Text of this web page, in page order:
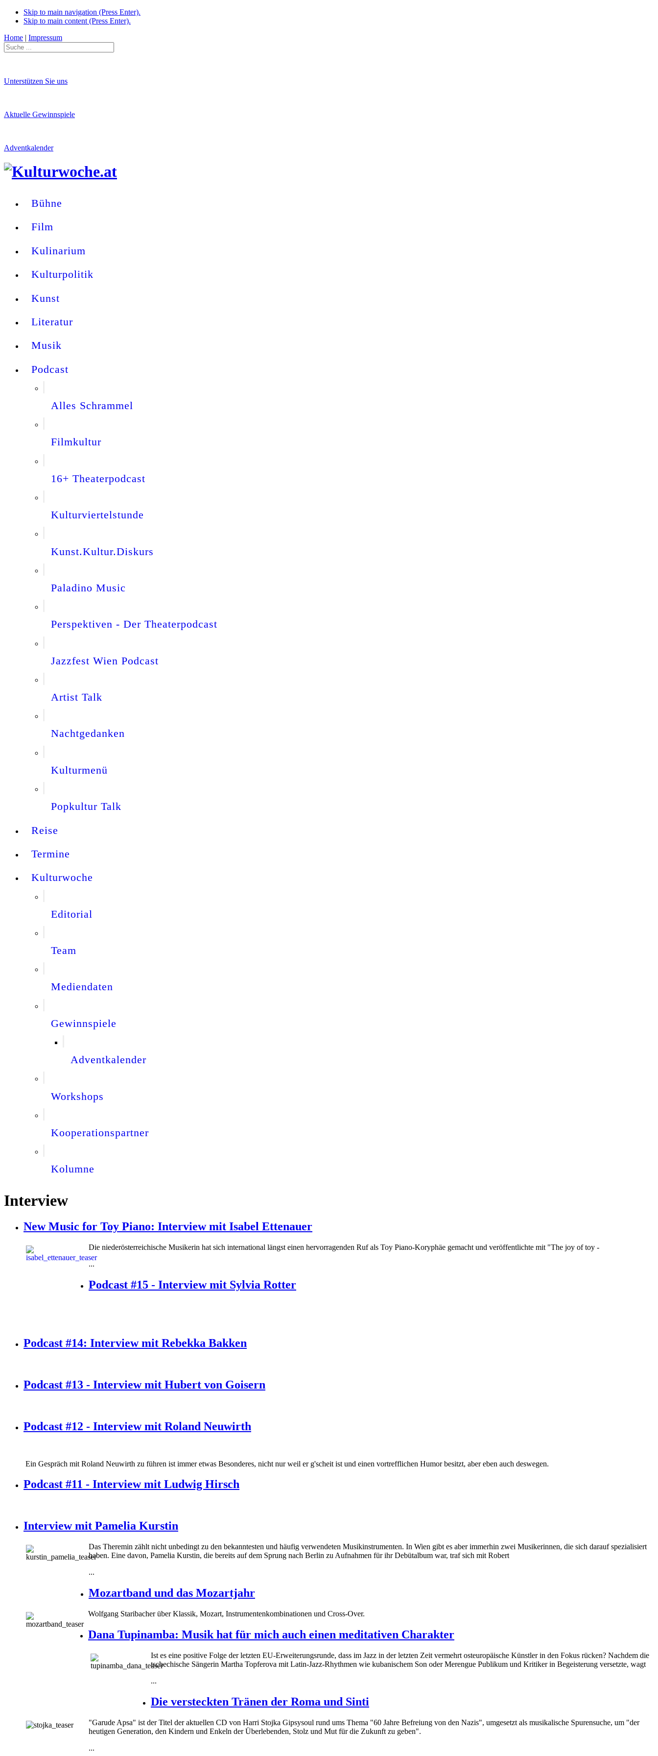
Skip to main navigation (Press Enter).
Skip to main content (Press Enter).
Home | Impressum
Unterstützen Sie uns
Aktuelle Gewinnspiele
Adventkalender
Bühne
Film
Kulinarium
Kulturpolitik
Kunst
Literatur
Musik
Podcast
Alles Schrammel
Filmkultur
16+ Theaterpodcast
Kulturviertelstunde
Kunst.Kultur.Diskurs
Paladino Music
Perspektiven - Der Theaterpodcast
Jazzfest Wien Podcast
Artist Talk
Nachtgedanken
Kulturmenü
Popkultur Talk
Reise
Termine
Kulturwoche
Editorial
Team
Mediendaten
Gewinnspiele
Adventkalender
Workshops
Kooperationspartner
Kolumne
Interview
New Music for Toy Piano: Interview mit Isabel Ettenauer
Die niederösterreichische Musikerin hat sich international längst einen hervorragenden Ruf als Toy Piano-Koryphäe gemacht und veröffentlichte mit "The joy of toy -
...
Podcast #15 - Interview mit Sylvia Rotter
Podcast #14: Interview mit Rebekka Bakken
Podcast #13 - Interview mit Hubert von Goisern
Podcast #12 - Interview mit Roland Neuwirth
Ein Gespräch mit Roland Neuwirth zu führen ist immer etwas Besonderes, nicht nur weil er g'scheit ist und einen vortrefflichen Humor besitzt, aber eben auch deswegen.
Podcast #11 - Interview mit Ludwig Hirsch
Interview mit Pamelia Kurstin
Das Theremin zählt nicht unbedingt zu den bekanntesten und häufig verwendeten Musikinstrumenten. In Wien gibt es aber immerhin zwei Musikerinnen, die sich darauf spezialisiert
haben. Eine davon, Pamelia Kurstin, die bereits auf dem Sprung nach Berlin zu Aufnahmen für ihr Debütalbum war, traf sich mit Robert
...
Mozartband und das Mozartjahr
Wolfgang Staribacher über Klassik, Mozart, Instrumentenkombinationen und Cross-Over.
Dana Tupinamba: Musik hat für mich auch einen meditativen Charakter
Ist es eine positive Folge der letzten EU-Erweiterungsrunde, dass im Jazz in der letzten Zeit vermehrt osteuropäische Künstler in den Fokus rücken? Nachdem die
tschechische Sängerin Martha Topferova mit Latin-Jazz-Rhythmen wie kubanischem Son oder Merengue Publikum und Kritiker in Begeisterung versetzte, wagt
...
Die versteckten Tränen der Roma und Sinti
"Garude Apsa" ist der Titel der aktuellen CD von Harri Stojka Gipsysoul rund ums Thema "60 Jahre Befreiung von den Nazis", umgesetzt als musikalische Spurensuche, um "der
heutigen Generation, den Kindern und Enkeln der Überlebenden, Stolz und Mut für die Zukunft zu geben".
...